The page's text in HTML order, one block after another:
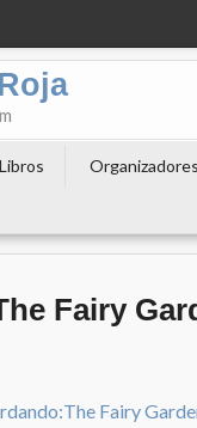
Libros
Fairy